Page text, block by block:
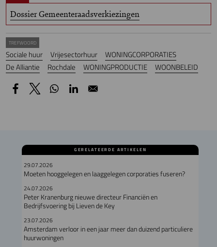
Dossier Gemeenteraadsverkiezingen
TREFWOORD
Sociale huur Vrijesectorhuur
WONINGCORPORATIES
De Alliantie
Rochdale WONINGPRODUCTIE WOONBELEID
GERELATEERDE ARTIKELEN
29.07.2026
Moeten hooggelegen en laaggelegen corporaties fuseren?
24.07.2026
Peter Kranenburg nieuwe directeur Financiën en
Bedrijfsvoering bij Lieven de Key
23.07.2026
Amsterdam verloor in een jaar meer dan duizend particuliere
huurwoningen